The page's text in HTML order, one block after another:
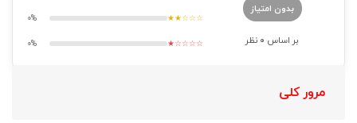
بدون امتیاز
بر اساس 0 نظر
★★☆☆☆
0%
★☆☆☆☆
0%
مرور کلی